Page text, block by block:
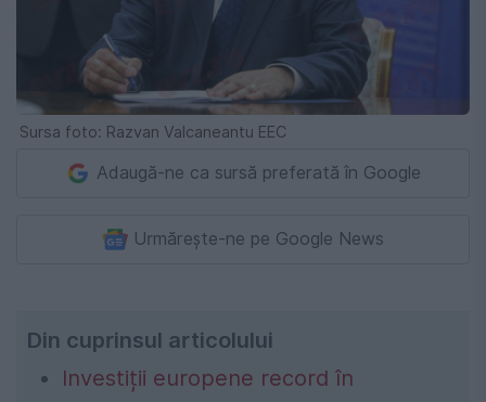
Sursa foto: Razvan Valcaneantu EEC
Adaugă-ne ca sursă preferată în Google
Urmărește-ne pe Google News
Din cuprinsul articolului
Investiții europene record în